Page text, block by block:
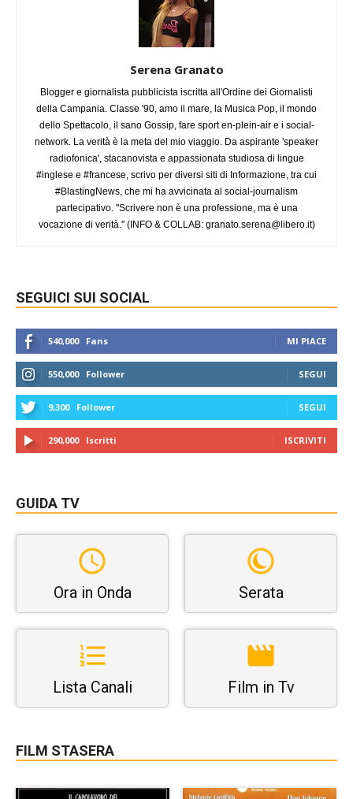
Serena Granato
Blogger e giornalista pubblicista iscritta all'Ordine dei Giornalisti
della Campania. Classe '90, amo il mare, la Musica Pop, il mondo
dello Spettacolo, il sano Gossip, fare sport en-plein-air e i social-
network. La verità è la meta del mio viaggio. Da aspirante 'speaker
radiofonica', stacanovista e appassionata studiosa di lingue
#inglese e #francese, scrivo per diversi siti di Informazione, tra cui
#BlastingNews, che mi ha avvicinata al social-journalism
partecipativo. ''Scrivere non è una professione, ma è una
vocazione di verità.'' (INFO & COLLAB: granato.serena@libero.it)
SEGUICI SUI SOCIAL
540,000 Fans MI PIACE
550,000 Follower SEGUI
9,300 Follower SEGUI
290,000 Iscritti ISCRIVITI
GUIDA TV
Ora in Onda Serata
Lista Canali Film in Tv
FILM STASERA